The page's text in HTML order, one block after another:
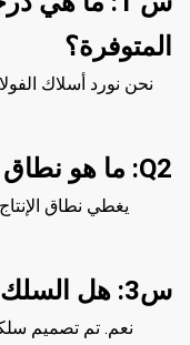
المتوفرة؟
Q2: ما هو نطاق القطر الذي يمكنك إنتاجه؟
س3: هل السلك مناسب للثني والتشكيل؟
نعم. تم تصميم